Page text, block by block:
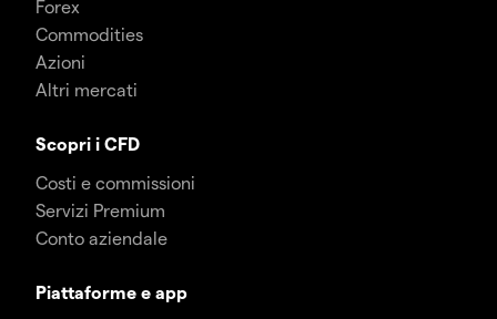
Forex
Commodities
Azioni
Altri mercati
Scopri i CFD
Costi e commissioni
Servizi Premium
Conto aziendale
Piattaforme e app